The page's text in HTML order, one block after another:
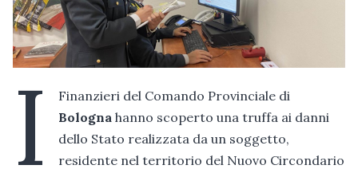
I
Finanzieri del Comando Provinciale di
Bologna hanno scoperto una truffa ai danni
dello Stato realizzata da un soggetto,
residente nel territorio del Nuovo Circondario